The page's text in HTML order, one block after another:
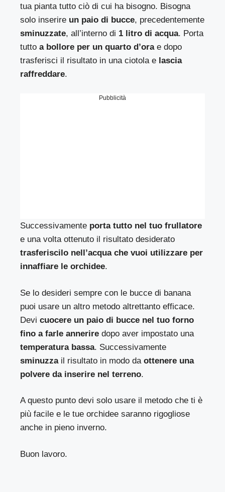
tua pianta tutto ciò di cui ha bisogno. Bisogna
solo inserire un paio di bucce, precedentemente
sminuzzate, all’interno di 1 litro di acqua. Porta
tutto a bollore per un quarto d’orae dopo
trasferisci il risultato in una ciotola e lascia
raffreddare.
Pubblicità
Successivamente porta tutto nel tuo frullatore
e una volta ottenuto il risultato desiderato
trasferiscilo nell’acqua che vuoi utilizzare per
innaffiare le orchidee.
Se lo desideri sempre con le bucce di banana
puoi usare un altro metodo altrettanto efficace.
Devicuocere un paio di bucce nel tuo forno
fino a farle annerire dopo aver impostato una
temperatura bassa. Successivamente
sminuzzail risultato in modo daottenere una
polvere da inserire nel terreno.
A questo punto devi solo usare il metodo che ti è
più facile e le tue orchidee saranno rigogliose
anche in pieno inverno.
Buon lavoro.